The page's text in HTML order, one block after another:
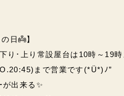
日👼】
り･上り常設屋台は10時～19時
まで営業です(*Ü*)ﾉ”
出来る✨